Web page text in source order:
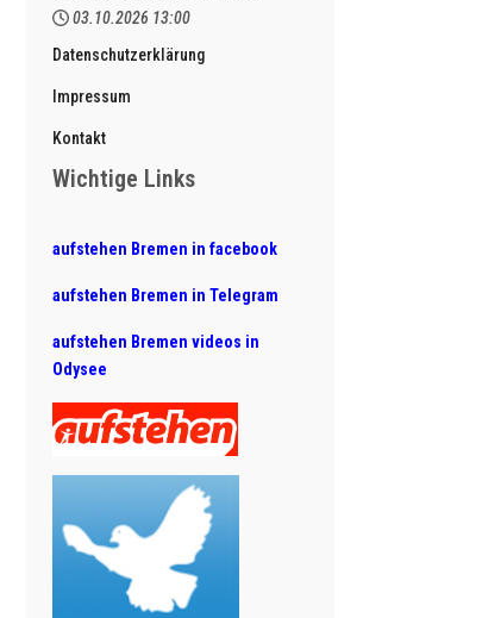
03.10.2026 13:00
Datenschutzerklärung
Impressum
Kontakt
Wichtige Links
aufstehen Bremen in facebook
aufstehen Bremen in Telegram
aufstehen Bremen videos in
Odysee